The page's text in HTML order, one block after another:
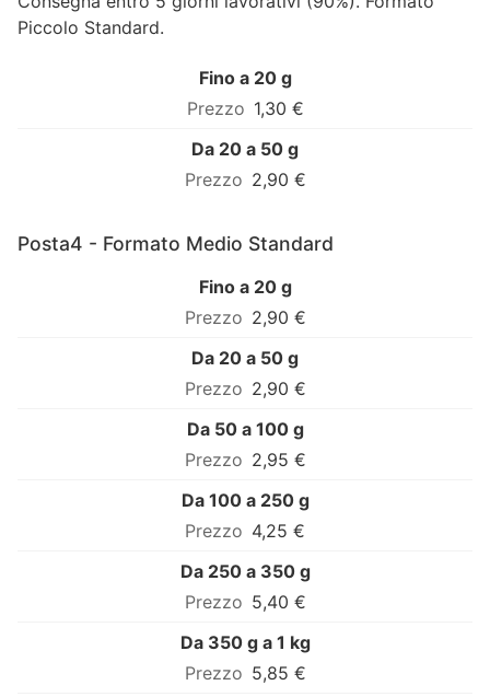
Piccolo Standard.
Fino a 20 g
1,30 €
Da 20 a 50 g
2,90 €
Posta4 - Formato Medio Standard
Fino a 20 g
2,90 €
Da 20 a 50 g
2,90 €
Da 50 a 100 g
2,95 €
Da 100 a 250 g
4,25 €
Da 250 a 350 g
5,40 €
Da 350 g a 1 kg
5,85 €